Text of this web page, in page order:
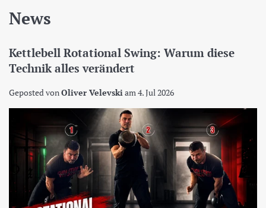
News
Kettlebell Rotational Swing: Warum diese
Technik alles verändert
Geposted vonOliver Velevskiam4. Jul 2026